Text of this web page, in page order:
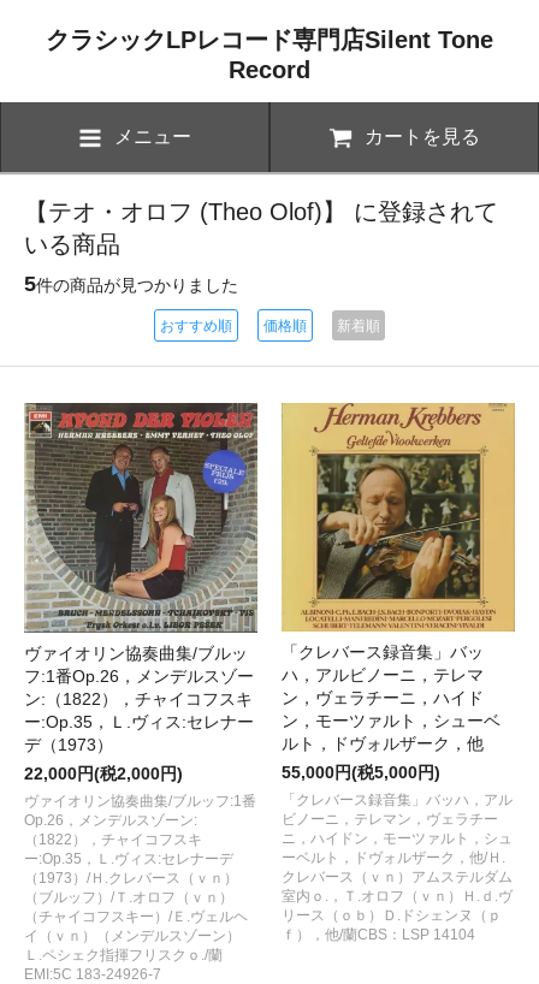
クラシックLPレコード専門店Silent Tone
Record
メニュー カートを見る
【テオ・オロフ (Theo Olof)】 に登録されて
いる商品
5件の商品が見つかりました
おすすめ順 価格順 新着順
ヴァイオリン協奏曲集/ブルッ
フ:1番Op.26，メンデルスゾー
ン:（1822），チャイコフスキ
ー:Op.35，Ｌ.ヴィス:セレナー
デ（1973）
22,000円(税2,000円)
ヴァイオリン協奏曲集/ブルッフ:1番
Op.26，メンデルスゾーン:
（1822），チャイコフスキ
ー:Op.35，Ｌ.ヴィス:セレナーデ
（1973）/Ｈ.クレバース（ｖｎ）
（ブルッフ）/Ｔ.オロフ（ｖｎ）
（チャイコフスキー）/Ｅ.ヴェルヘ
イ（ｖｎ）（メンデルスゾーン）
Ｌ.ペシェク指揮フリスクｏ./蘭
EMI:5C 183-24926-7
「クレバース録音集」バッ
ハ，アルビノーニ，テレマ
ン，ヴェラチーニ，ハイド
ン，モーツァルト，シューベ
ルト，ドヴォルザーク，他
55,000円(税5,000円)
「クレバース録音集」バッハ，アル
ビノーニ，テレマン，ヴェラチー
ニ，ハイドン，モーツァルト，シュ
ーベルト，ドヴォルザーク，他/Ｈ.
クレバース（ｖｎ）アムステルダム
室内ｏ.，Ｔ.オロフ（ｖｎ）Ｈ.ｄ.ヴ
リース（ｏｂ）Ｄ.ドシェンヌ（ｐ
ｆ），他/蘭CBS：LSP 14104